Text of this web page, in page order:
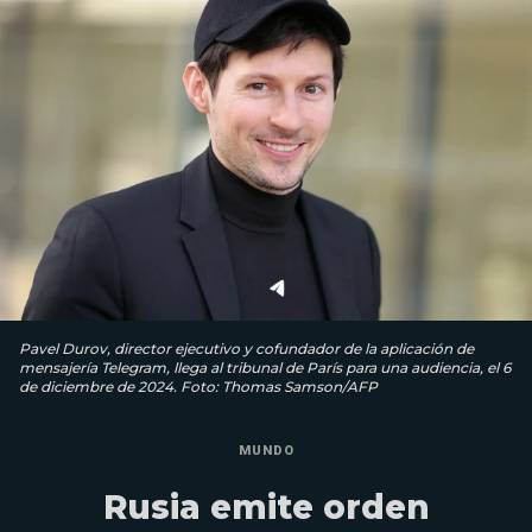
Pavel Durov, director ejecutivo y cofundador de la aplicación de
mensajería Telegram, llega al tribunal de París para una audiencia, el 6
de diciembre de 2024. Foto: Thomas Samson/AFP
MUNDO
Rusia emite orden